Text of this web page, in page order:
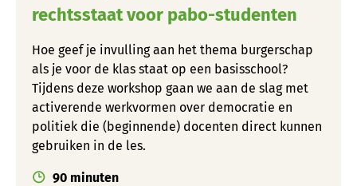
rechtsstaat voor pabo-studenten
Hoe geef je invulling aan het thema burgerschap
als je voor de klas staat op een basisschool?
Tijdens deze workshop gaan we aan de slag met
activerende werkvormen over democratie en
politiek die (beginnende) docenten direct kunnen
gebruiken in de les.
90 minuten